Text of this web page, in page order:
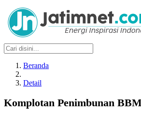
Beranda
Detail
Komplotan Penimbunan